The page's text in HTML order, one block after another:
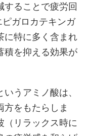
することで疲労回
ガロカテキンガ
に特に多く含まれ
積を抑える効果が
うアミノ酸は、
方をもたらしま
（リラックス時に